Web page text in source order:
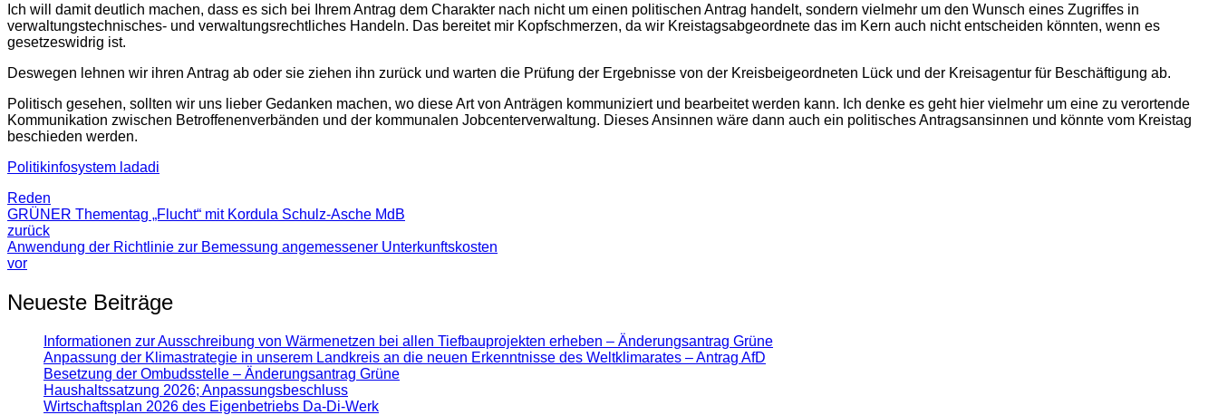
Ich will damit deutlich machen, dass es sich bei Ihrem Antrag dem Charakter nach nicht um einen politischen Antrag handelt, sondern vielmehr um den Wunsch eines Zugriffes in
verwaltungstechnisches- und verwaltungsrechtliches Handeln. Das bereitet mir Kopfschmerzen, da wir Kreistagsabgeordnete das im Kern auch nicht entscheiden könnten, wenn es
gesetzeswidrig ist.
Deswegen lehnen wir ihren Antrag ab oder sie ziehen ihn zurück und warten die Prüfung der Ergebnisse von der Kreisbeigeordneten Lück und der Kreisagentur für Beschäftigung ab.
Politisch gesehen, sollten wir uns lieber Gedanken machen, wo diese Art von Anträgen kommuniziert und bearbeitet werden kann. Ich denke es geht hier vielmehr um eine zu verortende
Kommunikation zwischen Betroffenenverbänden und der kommunalen Jobcenterverwaltung. Dieses Ansinnen wäre dann auch ein politisches Antragsansinnen und könnte vom Kreistag
beschieden werden.
Politikinfosystem ladadi
Reden
GRÜNER Thementag „Flucht“ mit Kordula Schulz-Asche MdB
zurück
Anwendung der Richtlinie zur Bemessung angemessener Unterkunftskosten
vor
Neueste Beiträge
Informationen zur Ausschreibung von Wärmenetzen bei allen Tiefbauprojekten erheben – Änderungsantrag Grüne
Anpassung der Klimastrategie in unserem Landkreis an die neuen Erkenntnisse des Weltklimarates – Antrag AfD
Besetzung der Ombudsstelle – Änderungsantrag Grüne
Haushaltssatzung 2026; Anpassungsbeschluss
Wirtschaftsplan 2026 des Eigenbetriebs Da-Di-Werk